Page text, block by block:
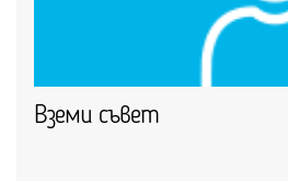
Вземи съвет